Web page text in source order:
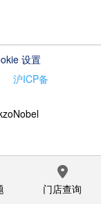
设置
沪ICP备
门店查询